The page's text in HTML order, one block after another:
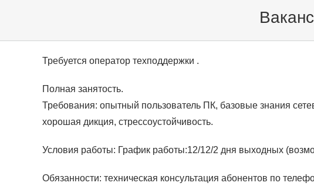
Требуется оператор техподдержки .
Полная занятость.
Требования: опытный пользователь ПК, базовые знания
хорошая дикция, стрессоустойчивость.
Условия работы: График работы:12/12/2 дня выходных
Обязанности: техническая консультация абонентов по